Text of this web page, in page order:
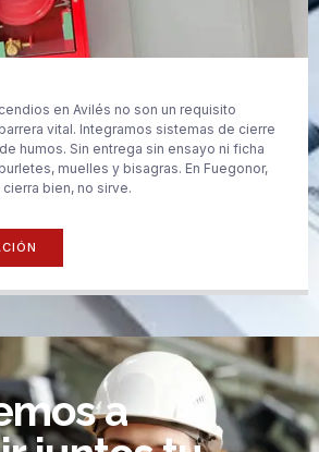
en Avilés no son un requisito
vital. Integramos sistemas de cierre
humos. Sin entrega sin ensayo ni ficha
muelles y bisagras. En Fuegonor,
bien, no sirve.
a